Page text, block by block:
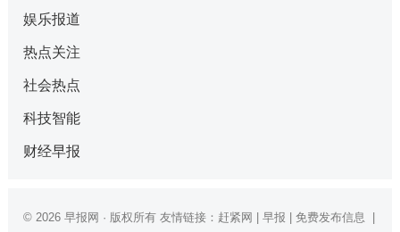
娱乐报道
热点关注
社会热点
科技智能
财经早报
© 2026 早报网 · 版权所有 友情链接： 赶紧网 早报 免费发布信息